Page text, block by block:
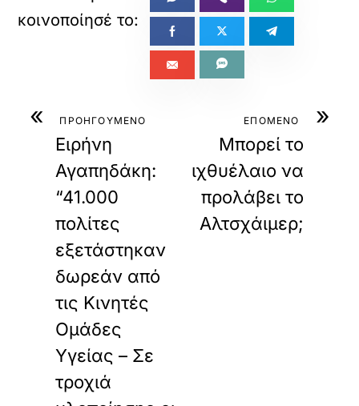
« ΠΡΟΗΓΟΥΜΕΝΟ
Ειρήνη
Αγαπηδάκη:
“41.000
πολίτες
εξετάστηκαν
δωρεάν από
τις Κινητές
Ομάδες
Υγείας – Σε
τροχιά
»
ΕΠΟΜΕΝΟ
Μπορεί το
ιχθυέλαιο να
προλάβει το
Αλτσχάιμερ;